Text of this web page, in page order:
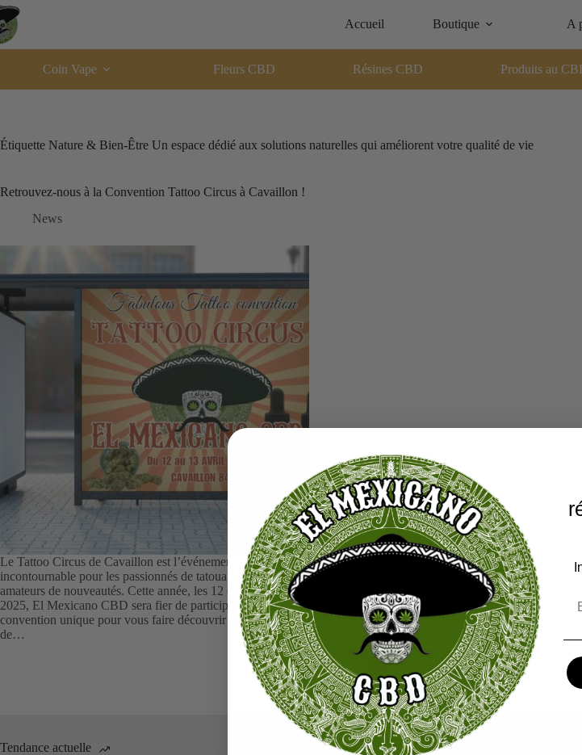
Passer
au
contenu
Accueil Boutique A
Coin Vape
Fleurs CBD Résines CBD Produits au
Étiquette Nature & Bien-Être Un espace dédié aux solutions naturelles qui améliorent votre qualité de vie
Retrouvez-nous à la Convention Tattoo Circus à Cavaillon !
News
Le Tattoo Circus de Cavaillon est l’événement
incontournable pour les passionnés de tatouage et les
amateurs de nouveautés. Cette année, les 12 et 13 avril
2025, El Mexicano CBD sera fier de participer à cette
convention unique pour vous faire découvrir ses produits
de…
Tendance actuelle